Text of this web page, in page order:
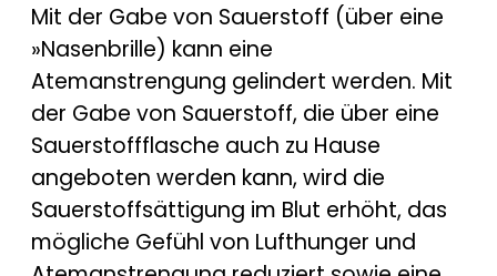
Mit der Gabe von Sauerstoff (über eine
»Nasenbrille) kann eine
Atemanstrengung gelindert werden. Mit
der Gabe von Sauerstoff, die über eine
Sauerstoffflasche auch zu Hause
angeboten werden kann, wird die
Sauerstoffsättigung im Blut erhöht, das
mögliche Gefühl von Lufthunger und